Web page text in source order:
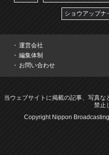
ショウアップナ
運営会社
編集体制
お問い合わせ
当ウェブサイトに掲載の記事、写真
禁止
Copyright Nippon